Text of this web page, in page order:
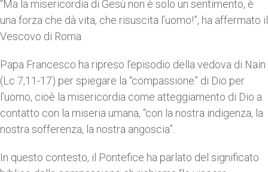
“Ma la misericordia di Gesù non è solo un sentimento, è
una forza che dà vita, che risuscita l’uomo!”, ha affermato il
Vescovo di Roma.
Papa Francesco ha ripreso l’episodio della vedova di Nain
(Lc 7,11-17) per spiegare la “compassione” di Dio per
l’uomo, cioè la misericordia come atteggiamento di Dio a
contatto con la miseria umana, “con la nostra indigenza, la
nostra sofferenza, la nostra angoscia”.
In questo contesto, il Pontefice ha parlato del significato